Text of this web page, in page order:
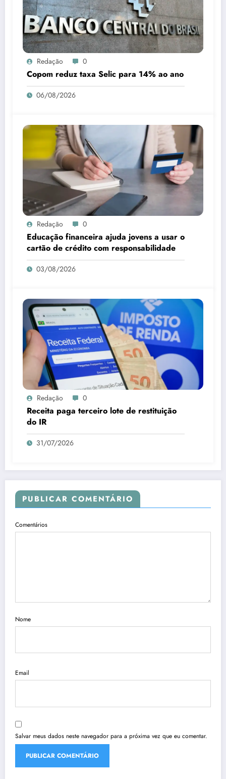
Redação 0
Copom reduz taxa Selic para 14% ao ano
06/08/2026
Redação 0
Educação financeira ajuda jovens a usar o
cartão de crédito com responsabilidade
03/08/2026
Redação 0
Receita paga terceiro lote de restituição
do IR
31/07/2026
PUBLICAR COMENTÁRIO
Comentários
Nome
Email
Salvar meus dados neste navegador para a próxima vez que eu comentar.